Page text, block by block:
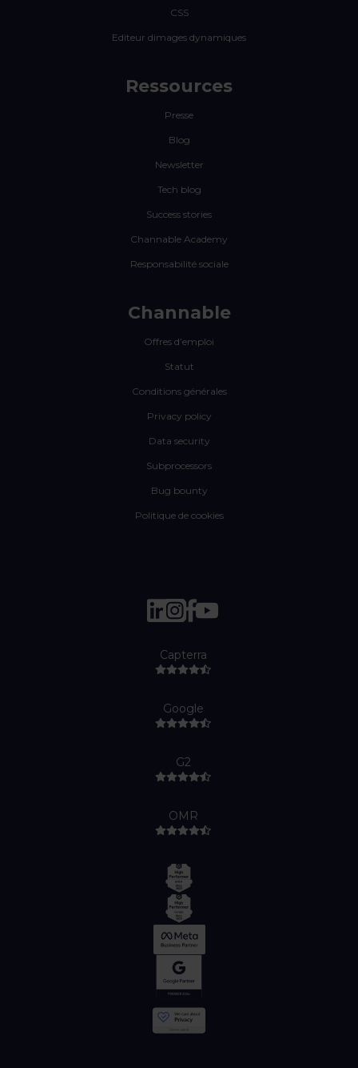
CSS
Editeur dimages dynamiques
Ressources
Presse
Blog
Newsletter
Tech blog
Success stories
Channable Academy
Responsabilité sociale
Channable
Offres d’emploi
Statut
Conditions générales
Privacy policy
Data security
Subprocessors
Bug bounty
Politique de cookies
Capterra
Google
G2
OMR